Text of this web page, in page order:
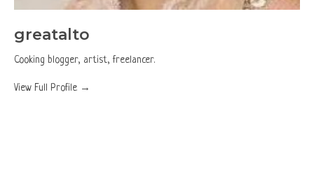
greatalto
Cooking blogger, artist, freelancer.
View Full Profile →